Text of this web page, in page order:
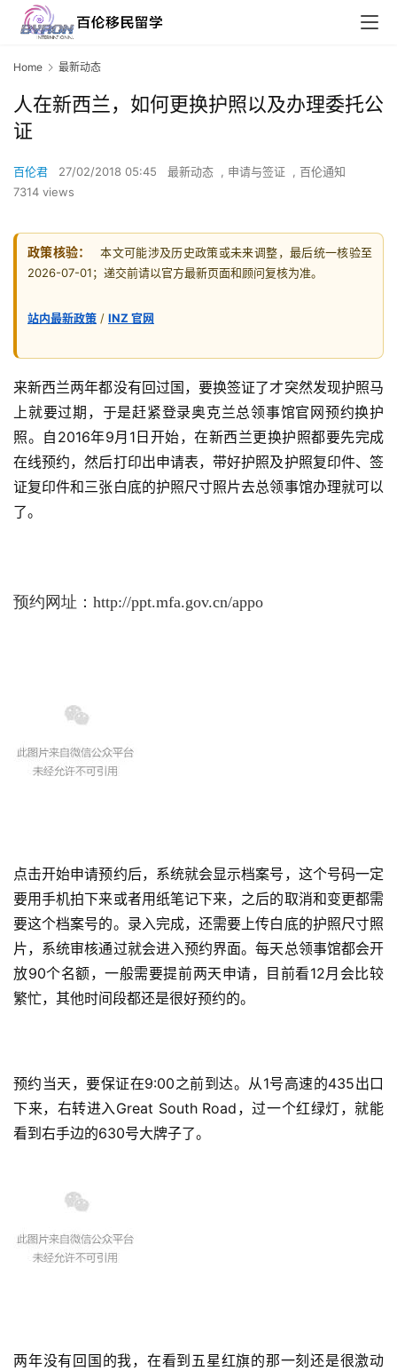
Home 最新动态
人在新西兰，如何更换护照以及办理委托公
证
百伦君 27/02/2018 05:45 最新动态 , 申请与签证 , 百伦通知
7314 views
政策核验：
本文可能涉及历史政策或未来调整，最后统一核验至
2026-07-01；递交前请以官方最新页面和顾问复核为准。
站内最新政策 / INZ 官网
来新西兰两年都没有回过国，要换签证了才突然发现护照马
上就要过期，于是赶紧登录奥克兰总领事馆官网预约换护
照。自2016年9月1日开始，在新西兰更换护照都要先完成
在线预约，然后打印出申请表，带好护照及护照复印件、签
证复印件和三张白底的护照尺寸照片去总领事馆办理就可以
了。
预约网址：http://ppt.mfa.gov.cn/appo
点击开始申请预约后，系统就会显示档案号，这个号码一定
要用手机拍下来或者用纸笔记下来，之后的取消和变更都需
要这个档案号的。录入完成，还需要上传白底的护照尺寸照
片，系统审核通过就会进入预约界面。每天总领事馆都会开
放90个名额，一般需要提前两天申请，目前看12月会比较
繁忙，其他时间段都还是很好预约的。
预约当天，要保证在9:00之前到达。从1号高速的435出口
下来，右转进入Great South Road，过一个红绿灯，就能
看到右手边的630号大牌子了。
两年没有回国的我，在看到五星红旗的那一刻还是很激动